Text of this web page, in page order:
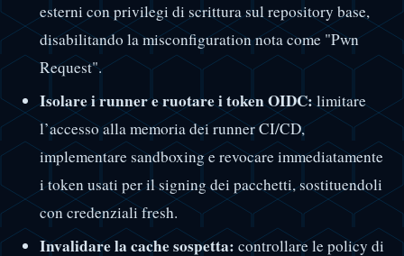
esterni con privilegi di scrittura sul repository base,
disabilitando la misconfiguration nota come "Pwn
Request".
Isolare i runner e ruotare i token OIDC:limitare
l’accesso alla memoria dei runner CI/CD,
implementare sandboxing e revocare immediatamente
i token usati per il signing dei pacchetti, sostituendoli
con credenziali fresh.
Invalidare la cache sospetta: controllare le policy di